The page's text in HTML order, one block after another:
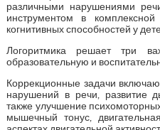
различными нарушениями
инструментом в
когнитивных способностей у
Логоритмика решает три
образовательную и
Коррекционные задачи
нарушений в речи, развитие
также улучшение
мышечный тонус,